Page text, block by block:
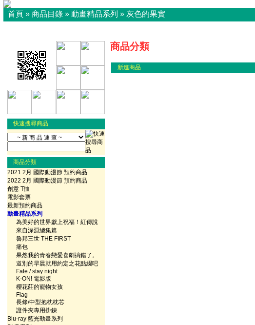
首頁 » 商品目錄 » 動畫精品系列 » 灰色的果實
快速搜尋商品
商品分類
2021 2月 國際動漫節 預約商品
2022 2月 國際動漫節 預約商品
創意 T恤
電影套票
最新預約商品
動畫精品系列
為美好的世界獻上祝福！紅傳說
來自深淵總集篇
魯邦三世 THE FIRST
痛包
果然我的青春戀愛喜劇搞錯了。
道別的早晨就用約定之花點綴吧
Fate / stay night
K-ON! 電影版
櫻花莊的寵物女孩
Flag
長條/中型抱枕枕芯
證件夾專用掛鍊
Blu-ray 藍光動畫系列
商品分類
新進商品